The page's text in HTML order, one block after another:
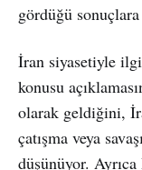
gördüğü sonuçlara
İran siyasetiyle
konusu
olarak geldiğini,
çatışma veya
düşünüyor.